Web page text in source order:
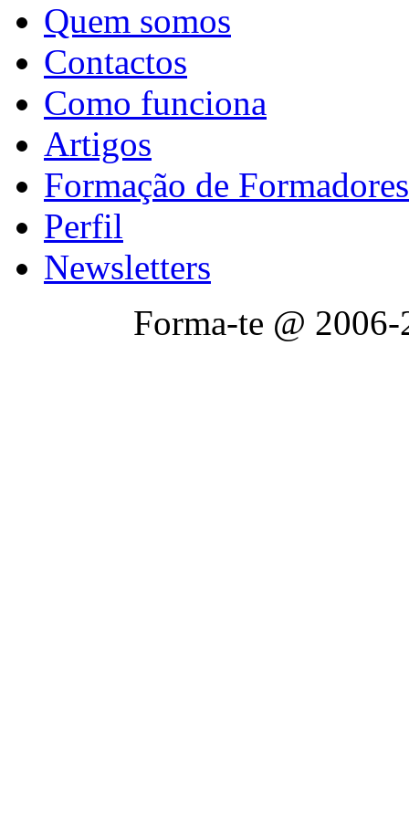
Quem somos
Contactos
Como funciona
Artigos
Formação de Formadores
Perfil
Newsletters
Forma-te @